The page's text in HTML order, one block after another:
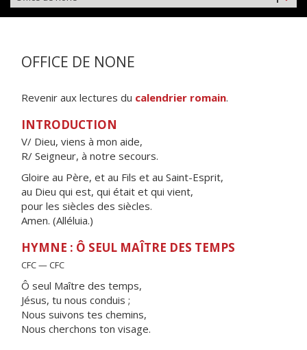
OFFICE DE NONE
Revenir aux lectures du calendrier romain.
INTRODUCTION
V/ Dieu, viens à mon aide,
R/ Seigneur, à notre secours.
Gloire au Père, et au Fils et au Saint-Esprit,
au Dieu qui est, qui était et qui vient,
pour les siècles des siècles.
Amen. (Alléluia.)
HYMNE : Ô SEUL MAÎTRE DES TEMPS
CFC — CFC
Ô seul Maître des temps,
Jésus, tu nous conduis ;
Nous suivons tes chemins,
Nous cherchons ton visage.